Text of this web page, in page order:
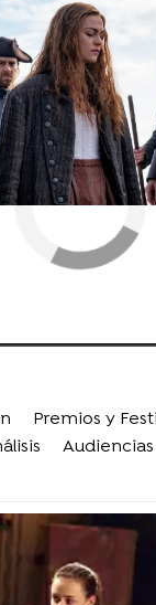
Premios y
Audiencias